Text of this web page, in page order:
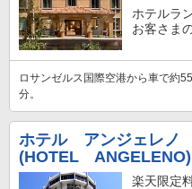
ホテルラ
お客さま
ロサンゼルス国際空港から車で約
分。
ホテル アンジェレノ
(HOTEL ANGELENO)
楽天限定